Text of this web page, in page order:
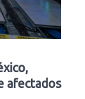
afectados